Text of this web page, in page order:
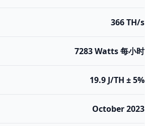
366 TH/s
7283 Watts 每小时
19.9 J/TH ± 5%
October 2023